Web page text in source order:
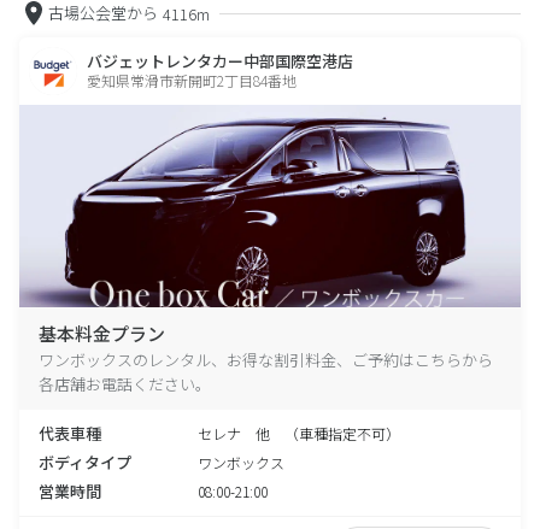
古場公会堂から 4116m
バジェットレンタカー中部国際空港店
愛知県常滑市新開町2丁目84番地
基本料金プラン
ワンボックスのレンタル、お得な割引料金、ご予約はこちらから
各店舗お電話ください。
代表車種 セレナ 他 （車種指定不可）
ボディタイプ ワンボックス
営業時間 08:00-21:00